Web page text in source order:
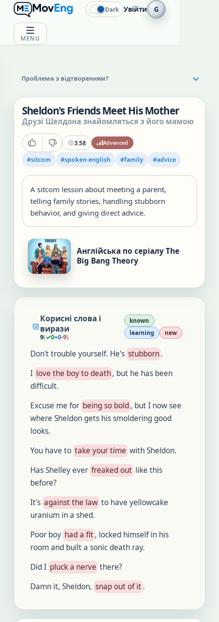
MENU
Dark Увійти G
Проблема з відтворенням?
Sheldon's Friends Meet His Mother
Друзі Шелдона знайомляться з його мамою
3:58 Advanced
#sitcom #spoken-english #family #advice
A sitcom lesson about meeting a parent,
telling family stories, handling stubborn
behavior, and giving direct advice.
Англійська по серіалу The
Big Bang Theory
Корисні слова і
вирази
9(✓0+0-9)
known
learning
new
Don't trouble yourself. He's stubborn.
I love the boy to death, but he has been
difficult.
Excuse me for being so bold, but I now see
where Sheldon gets his smoldering good
looks.
You have to take your time with Sheldon.
Has Shelley ever freaked out like this
before?
It's against the law to have yellowcake
uranium in a shed.
Poor boy had a fit, locked himself in his
room and built a sonic death ray.
Did I pluck a nerve there?
Damn it, Sheldon, snap out of it.